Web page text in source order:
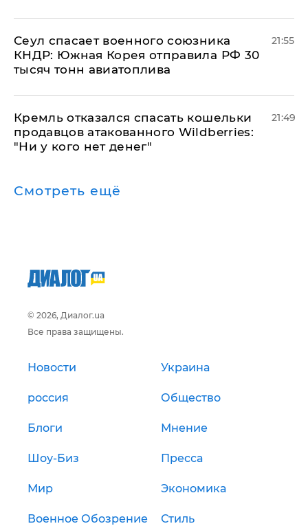
​Сеул спасает военного союзника
КНДР: Южная Корея отправила РФ 30
тысяч тонн авиатоплива
21:55
Кремль отказался спасать кошельки
продавцов атакованного Wildberries:
"Ни у кого нет денег"
21:49
Смотреть ещё
© 2026, Диалог.ua
Все права защищены.
Новости Украина
россия Общество
Блоги Мнение
Шоу-Биз Пресса
Мир Экономика
Военное Обозрение Стиль